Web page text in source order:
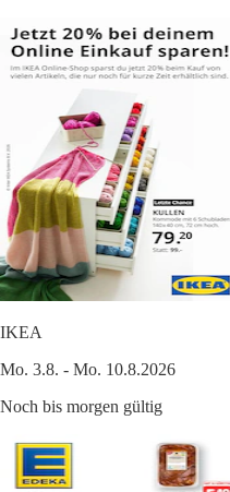
IKEA
Mo. 3.8. - Mo. 10.8.2026
Noch bis morgen gültig